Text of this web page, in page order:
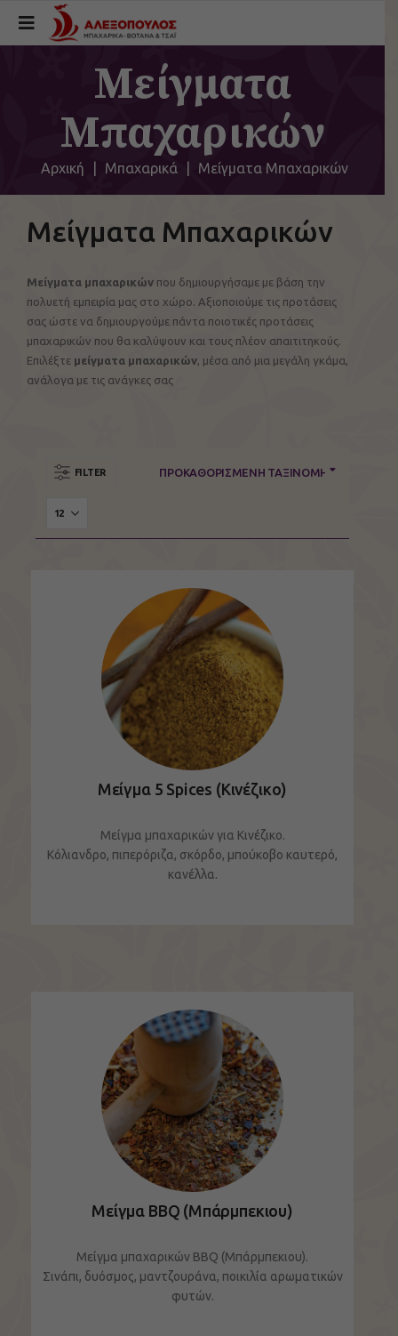
Μείγματα
Μπαχαρικών
Αρχική Μπαχαρικά Μείγματα Μπαχαρικών
Μείγματα Μπαχαρικών
Μείγματα μπαχαρικών που δημιουργήσαμε με βάση την
πολυετή εμπειρία μας στο χώρο. Αξιοποιούμε τις προτάσεις
σας ώστε να δημιουργούμε πάντα ποιοτικές προτάσεις
μπαχαρικών που θα καλύψουν και τους πλέον απαιτιτηκούς.
Επιλέξτε μείγματα μπαχαρικών, μέσα από μια μεγάλη γκάμα,
ανάλογα με τις ανάγκες σας
FILTER
Μείγμα 5 Spices (Κινέζικο)
Μείγμα μπαχαρικών για Κινέζικο.
Κόλιανδρο, πιπερόριζα, σκόρδο, μπούκοβο καυτερό,
κανέλλα.
Μείγμα BBQ (Μπάρμπεκιου)
Μείγμα μπαχαρικών BBQ (Μπάρμπεκιου).
Σινάπι, δυόσμος, μαντζουράνα, ποικιλία αρωματικών
φυτών.